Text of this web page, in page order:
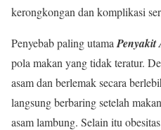
kerongkongan dan komplikasi
Penyebab paling utama Penyakit
pola makan yang tidak teratur.
asam dan berlemak secara
langsung berbaring setelah
asam lambung. Selain itu